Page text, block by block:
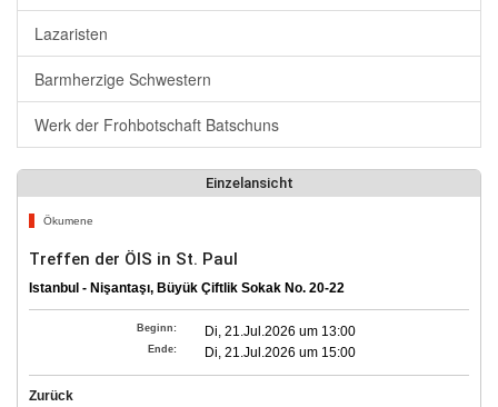
Lazaristen
Barmherzige Schwestern
Werk der Frohbotschaft Batschuns
Einzelansicht
Ökumene
Treffen der ÖIS in St. Paul
Istanbul - Nişantaşı, Büyük Çiftlik Sokak No. 20-22
Beginn: Di, 21.Jul.2026 um 13:00
Ende: Di, 21.Jul.2026 um 15:00
Zurück